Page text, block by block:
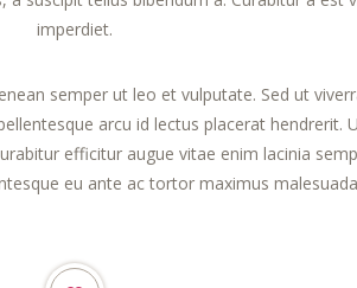
imperdiet.
semper ut leo et vulputate. Sed ut
arcu id lectus placerat hendrerit.
efficitur augue vitae enim lacinia
eu ante ac tortor maximus